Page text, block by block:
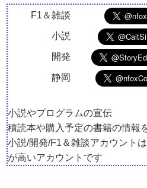
F1＆雑談
小説
開発
静岡
小説やプログラムの宣伝
積読本や購入予定の書籍の情報
小説/開発/F1＆雑談アカウント
が高いアカウントです